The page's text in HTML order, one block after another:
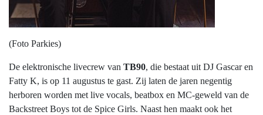
(Foto Parkies)
De elektronische livecrew van TB90, die bestaat uit DJ Gascar en
Fatty K, is op 11 augustus te gast. Zij laten de jaren negentig
herboren worden met live vocals, beatbox en MC-geweld van de
Backstreet Boys tot de Spice Girls. Naast hen maakt ook het